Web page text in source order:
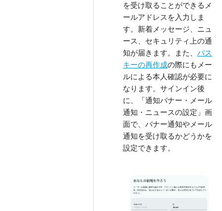
を受け取ることができるメ
ールアドレスを入力しま
す。新着メッセージ、ニュ
ース、セキュリティ上の通
知が届きます。また、パス
キーの再作成の際にもメー
ルによる本人確認が必要に
なります。サインイン後
に、「通知バナー・メール
通知・ニュースの設定」画
面で、バナー通知やメール
通知を受け取るかどうかを
設定できます。